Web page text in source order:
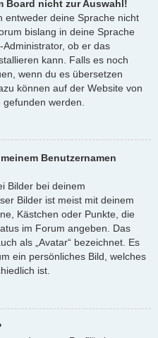
Board nicht zur Auswahl!
entweder deine Sprache nicht
bislang in deine Sprache
ob er das
kann. Falls es noch
wenn du es übersetzen
können auf der Website von
gefunden werden.
Benutzernamen
Bilder bei deinem
Bilder ist meist mit deinem
Kästchen oder Punkte, die
im Forum angeben. Das
als „Avatar“ bezeichnet. Es
ein persönliches Bild, welches
ist.